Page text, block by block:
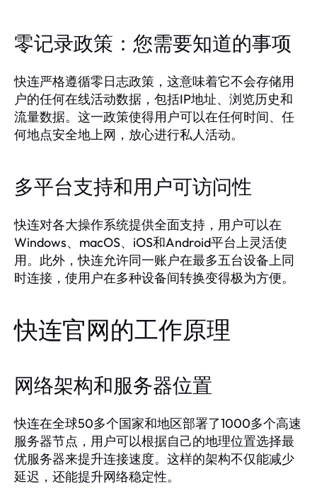
零记录政策：您需要知道的事项
快连严格遵循零日志政策，这意味着它不会存储用
户的任何在线活动数据，包括IP地址、浏览历史和
流量数据。这一政策使得用户可以在任何时间、任
何地点安全地上网，放心进行私人活动。
多平台支持和用户可访问性
快连对各大操作系统提供全面支持，用户可以在
Windows、macOS、iOS和Android平台上灵活使
用。此外，快连允许同一账户在最多五台设备上同
时连接，使用户在多种设备间转换变得极为方便。
快连官网的工作原理
网络架构和服务器位置
快连在全球50多个国家和地区部署了1000多个高速
服务器节点，用户可以根据自己的地理位置选择最
优服务器来提升连接速度。这样的架构不仅能减少
延迟，还能提升网络稳定性。